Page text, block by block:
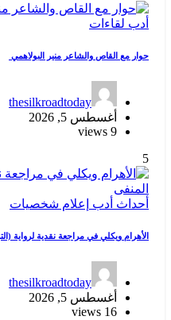
أدب لقاءات
حوار مع القاص والشاعر منير البولاهمي
thesilkroadtoday
أغسطس 5, 2026
9 views
5
أحداث أدب إعلام شخصيات
الأهرام ويكلي في مراجعة نقدية لرواية
thesilkroadtoday
أغسطس 5, 2026
16 views